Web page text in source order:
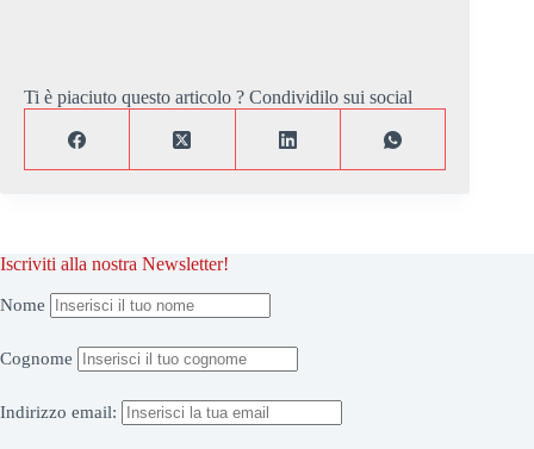
Ti è piaciuto questo articolo ? Condividilo sui social
Iscriviti alla nostra Newsletter!
Nome
Cognome
Indirizzo email: